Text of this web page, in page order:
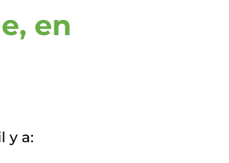
en
y a: